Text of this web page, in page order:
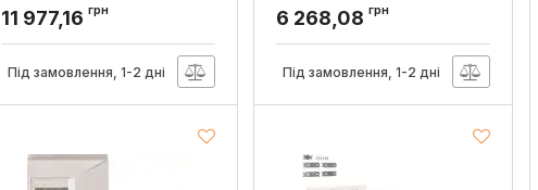
ММ, пластикові двері,
Hager
11 977,16 грн
Під замовлення, 1-2 дні
ряди, VEGA, Hager
VB318MP
6 268,08 грн
Під замовлення, 1-2 дні